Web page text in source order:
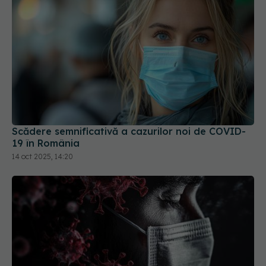
Scădere semnificativă a cazurilor noi de COVID-
19 în România
14 oct 2025, 14:20